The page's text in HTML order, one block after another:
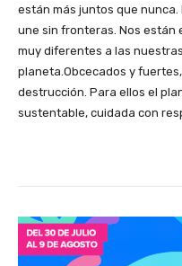
están más juntos que
une sin fronteras. Nos están
muy diferentes a las
planeta.Obcecados y
destrucción. Para ellos el
sustentable, cuidada con